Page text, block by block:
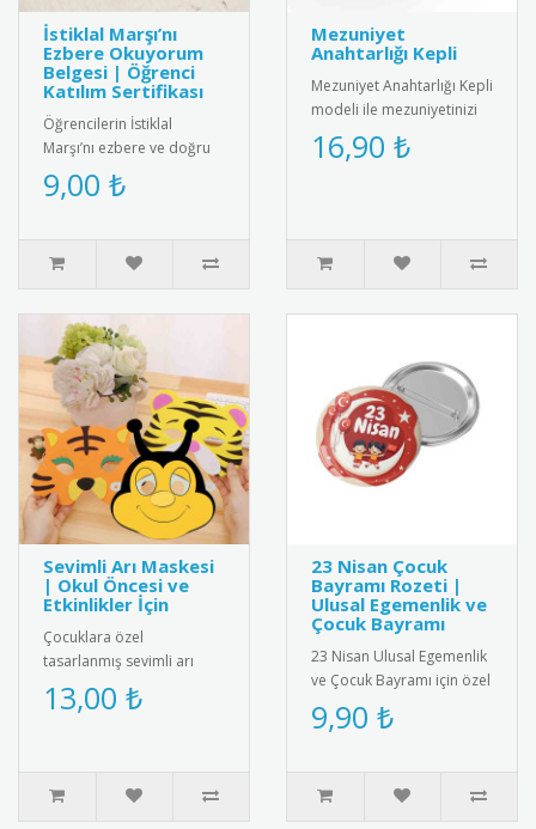
İstiklal Marşı’nı
Ezbere Okuyorum
Belgesi | Öğrenci
Katılım Sertifikası
Öğrencilerin İstiklal
Marşı’nı ezbere ve doğru
şekilde okumalarını teşvik
etmek amacıyla hazırlanan
9,00 ₺
Mezuniyet
Anahtarlığı Kepli
Mezuniyet Anahtarlığı Kepli
modeli ile mezuniyetinizi
unutulmaz kılın! Şık
tasarımıyla yıllarca sakl..
16,90 ₺
Sevimli Arı Maskesi
| Okul Öncesi ve
Etkinlikler İçin
Çocuklara özel
tasarlanmış sevimli arı
maskesi; okul öncesi
eğitim, tiyatro oyunları,
13,00 ₺
23 Nisan Çocuk
Bayramı Rozeti |
Ulusal Egemenlik ve
Çocuk Bayramı
23 Nisan Ulusal Egemenlik
ve Çocuk Bayramı için özel
tasarlanmış rozet.
Çocuklar için şık ve
9,90 ₺